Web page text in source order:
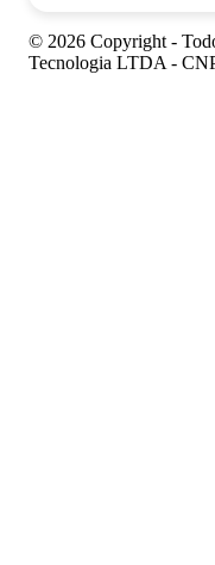
© 2026 Copyright -
Tecnologia LTDA -